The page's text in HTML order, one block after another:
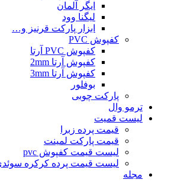
ایگر آلمان
لیگنا وود
ابزار پارکت قرنیز و…
کفپوش PVC
کفپوش PVC آرتا
کفپوش آرتا 2mm
کفپوش آرتا 3mm
بوفلور
پارکت چوبی
ترمو وال
لیست قمیت
قیمت پرده زبرا
قیمت پارکت لمینت
لیست قیمت کفپوش pvc
لیست قیمت پرده کرکره سوئدی
مجله